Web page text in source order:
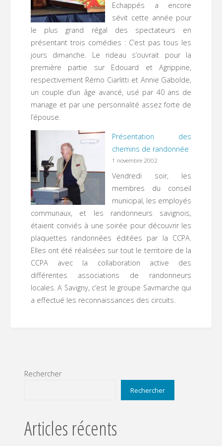
Echappés a encore
sévit cette année pour
le plus grand régal des spectateurs en
présentant trois comédies : C’est pas tous les
jours dimanche. Le rideau s’ouvrait pour la
première partie sur Edouard et Agrippine,
respectivement Rémo Ciarlitti et Annie Gabolde,
un couple d’un âge avancé, usé par 40 ans de
mariage et par une personnalité assez forte de
l’épouse.
Présentation des
chemins de randonnée
1 novembre 2002
Vendredi soir, les
membres du conseil
municipal, les employés
communaux, et les randonneurs savignois,
étaient conviés à une soirée pour découvrir les
plaquettes randonnées éditées par la CCPA.
Elles ont été réalisées sur tout le territoire de la
CCPA avec la collaboration active des
différentes associations de randonneurs
locales. A Savigny, c’est le groupe Savmarche qui
a effectué les reconnaissances des circuits.
Rechercher
Rechercher
Articles récents